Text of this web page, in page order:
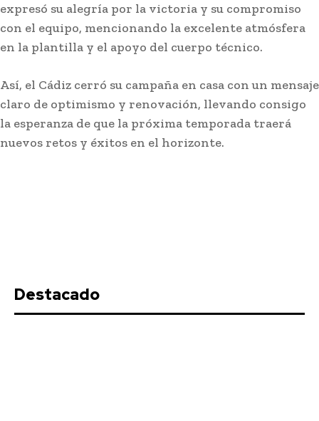
Diputación destaca la
«relevancia» del Foro Académico
Europeo organizado por la
Academia San Dionisio
Redacción - Agosto 7, 2026
La presidenta de la Diputación de Cádiz, Almudena Martínez,
se ha reunido con la Junta de Gobierno de...
expresó su alegría por la victoria y su compromiso
con el equipo, mencionando la excelente atmósfera
en la plantilla y el apoyo del cuerpo técnico.
Así, el Cádiz cerró su campaña en casa con un mensaje
claro de optimismo y renovación, llevando consigo
la esperanza de que la próxima temporada traerá
nuevos retos y éxitos en el horizonte.
Destacado